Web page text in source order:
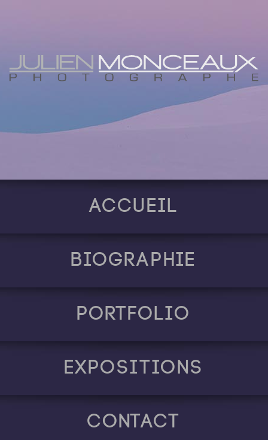
Accueil
Biographie
Portfolio
Expositions
Contact